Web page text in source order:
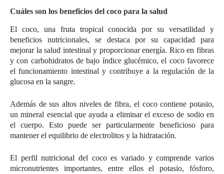
Cuáles son los beneficios del coco para la salud
El coco, una fruta tropical conocida por su versatilidad y
beneficios nutricionales, se destaca por su capacidad para
mejorar la salud intestinal y proporcionar energía. Rico en fibras
y con carbohidratos de bajo índice glucémico, el coco favorece
el funcionamiento intestinal y contribuye a la regulación de la
glucosa en la sangre.
Además de sus altos niveles de fibra, el coco contiene potasio,
un mineral esencial que ayuda a eliminar el exceso de sodio en
el cuerpo. Esto puede ser particularmente beneficioso para
mantener el equilibrio de electrolitos y la hidratación.
El perfil nutricional del coco es variado y comprende varios
micronutrientes importantes, entre ellos el potasio, fósforo,